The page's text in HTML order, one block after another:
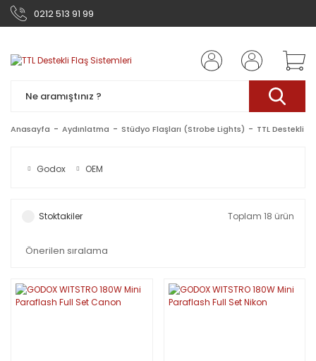
0212 513 91 99
Anasayfa Aydınlatma Stüdyo Flaşları (Strobe Lights) TTL Destekli
Godox OEM
Stoktakiler Toplam 18 ürün